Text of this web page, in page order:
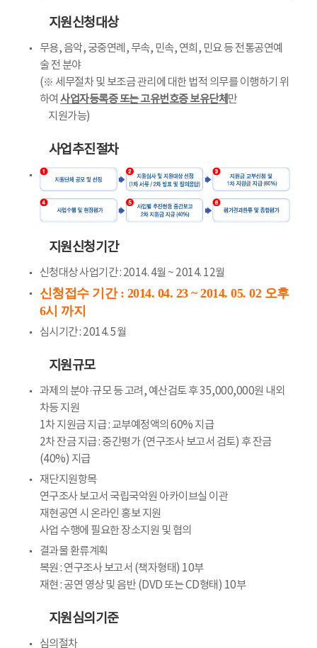
지원신청대상
무용, 음악, 궁중연례, 무속, 민속, 연희, 민요 등 전통공연예
술 전 분야
(※ 세무절차 및 보조금 관리에 대한 법적 의무를 이행하기 위
하여 사업자등록증 또는 고유번호증 보유단체 만
지원가능)
사업추진절차
지원신청기간
신청대상 사업기간 : 2014. 4월 ~ 2014. 12월
신청접수 기간 : 2014. 04. 23 ~ 2014. 05. 02 오후
6시 까지
심시기간 : 2014. 5월
지원규모
과제의 분야·규모 등 고려, 예산검토 후 35,000,000원 내외
차등 지원
1차 지원금 지급 : 교부예정액의 60% 지급
2차 잔금 지급 : 중간평가 (연구조사 보고서 검토) 후 잔금
(40%) 지급
재단지원항목
연구조사 보고서 국립국악원 아카이브실 이관
재현공연 시 온라인 홍보 지원
사업 수행에 필요한 장소지원 및 협의
결과물 환류계획
복원 : 연구조사 보고서 (책자형태) 10부
재현 : 공연 영상 및 음반 (DVD 또는 CD형태) 10부
지원심의기준
심의절차